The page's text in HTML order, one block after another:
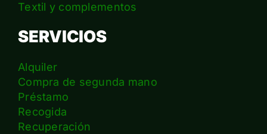
Textil y complementos
SERVICIOS
Alquiler
Compra de segunda mano
Préstamo
Recogida
Recuperación